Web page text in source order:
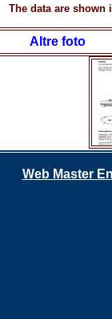
he data are shown
Altre foto
Web Master